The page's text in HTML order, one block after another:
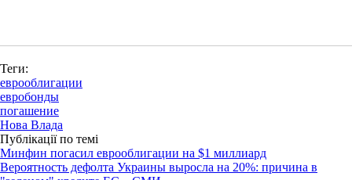
Теги:
еврооблигации
евробонды
погашение
Нова Влада
Публікації по темі
Минфин погасил еврооблигации на $1 миллиард
Вероятность дефолта Украины выросла на 20%: причина в